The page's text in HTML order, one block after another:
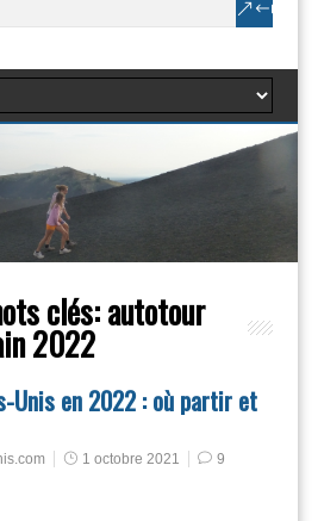
clés:autotour
2022
Unis en 2022 : où partir et
1 octobre 2021
9